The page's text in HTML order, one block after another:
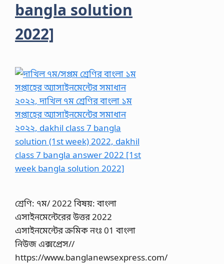
bangla solution
2022]
শ্রেণি: ৭ম/ 2022 বিষয়: বাংলা
এসাইনমেন্টেরের উত্তর 2022
এসাইনমেন্টের ক্রমিক নংঃ 01 বাংলা
নিউজ এক্সপ্রেস//
https://www.banglanewsexpress.com/